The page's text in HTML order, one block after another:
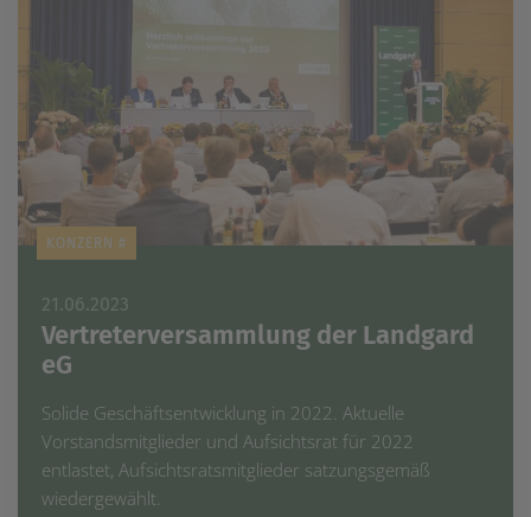
KONZERN #
21.06.2023
Vertreterversammlung der Landgard
eG
Solide Geschäftsentwicklung in 2022. Aktuelle
Vorstandsmitglieder und Aufsichtsrat für 2022
entlastet, Aufsichtsratsmitglieder satzungsgemäß
wiedergewählt.